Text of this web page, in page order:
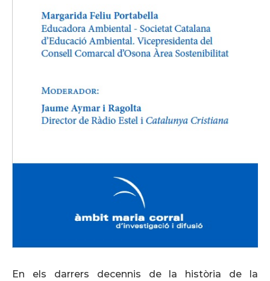
En els darrers decennis de la història de la